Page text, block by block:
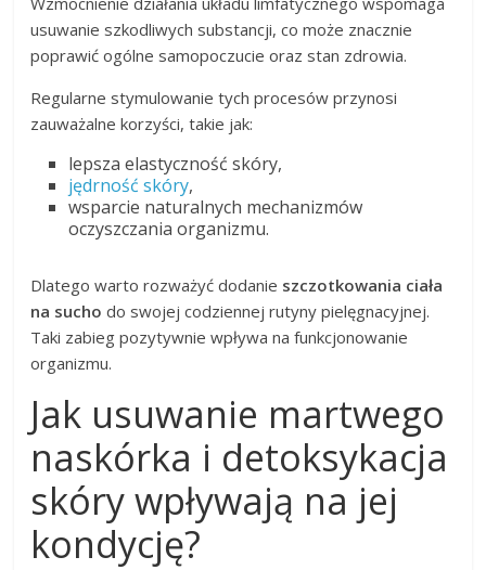
usuwanie szkodliwych substancji, co może znacznie
poprawić ogólne samopoczucie oraz stan zdrowia.
Regularne stymulowanie tych procesów przynosi
zauważalne korzyści, takie jak:
lepsza elastyczność skóry,
jędrność skóry,
wsparcie naturalnych mechanizmów
oczyszczania organizmu.
Dlatego warto rozważyć dodanie szczotkowania ciała
na sucho do swojej codziennej rutyny pielęgnacyjnej.
Taki zabieg pozytywnie wpływa na funkcjonowanie
organizmu.
Jak usuwanie martwego
naskórka i detoksykacja
skóry wpływają na jej
kondycję?